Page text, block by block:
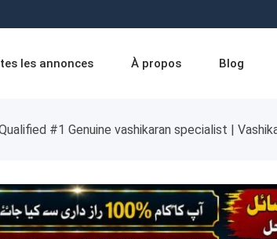
les annonces À propos Blog
#1 Genuine vashikaran specialist |